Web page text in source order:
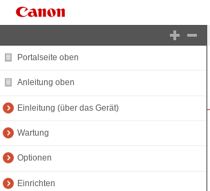
Portalseite oben
Anleitung oben
Einleitung (über das Gerät)
Wartung
Optionen
Einrichten